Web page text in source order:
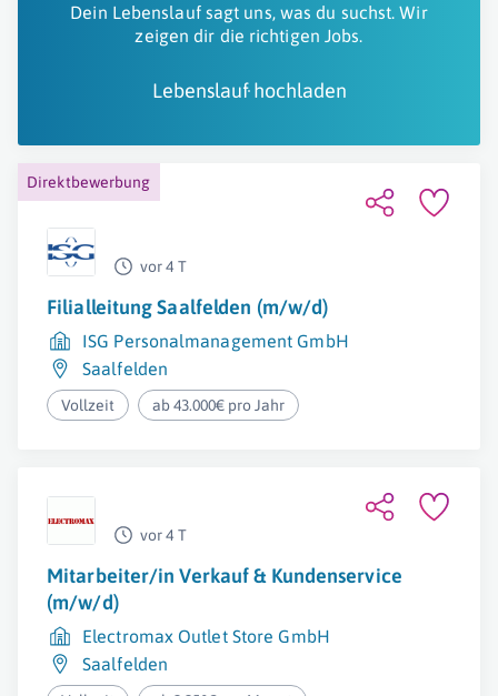
Dein Lebenslauf sagt uns, was du suchst. Wir
zeigen dir die richtigen Jobs.
Lebenslauf hochladen
Direktbewerbung
vor 4 T
Filialleitung Saalfelden (m/w/d)
ISG Personalmanagement GmbH
Saalfelden
Vollzeit ab 43.000€ pro Jahr
vor 4 T
Mitarbeiter/in Verkauf & Kundenservice
(m/w/d)
Electromax Outlet Store GmbH
Saalfelden